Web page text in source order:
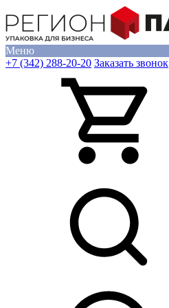
Меню
+7 (342) 288-20-20 Заказать звонок